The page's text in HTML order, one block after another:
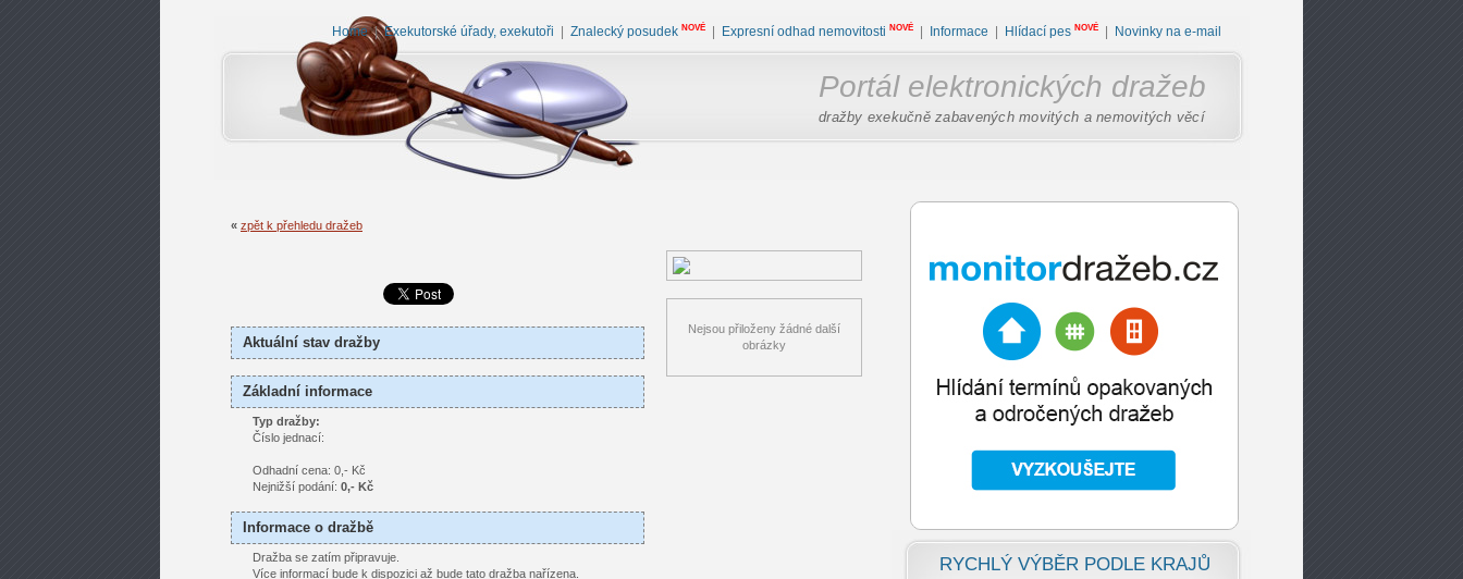
Home|Exekutorské úřady, exekutoři Znalecký posudek NOVÉ Expresní odhad nemovitosti NOVÉ Informace Hlídací pes NOVÉ Novinky na e-mail
Portál elektronických dražeb
dražby exekučně zabavených movitých a nemovitých věcí
« zpět k přehledu dražeb
Nejsou přiloženy žádné další
obrázky
Aktuální stav dražby
Základní informace
Typ dražby:
Číslo jednací:
Odhadní cena: 0,- Kč
Nejnižší podání: 0,- Kč
Informace o dražbě
Dražba se zatím připravuje.
Více informací bude k dispozici až bude tato dražba nařízena.
RYCHLÝ VÝBĚR PODLE KRAJŮ